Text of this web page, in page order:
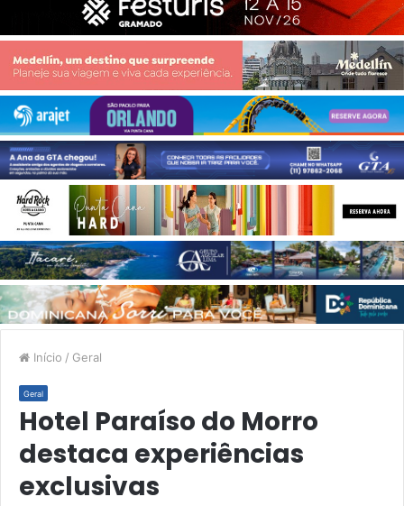
Início / Geral
Geral
Hotel Paraíso do Morro
destaca experiências
exclusivas